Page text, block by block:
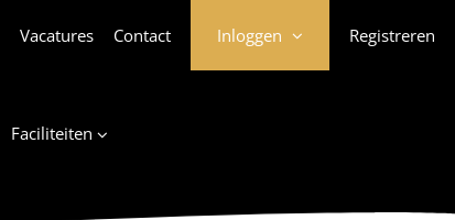
Vacatures Contact Inloggen Registreren
Faciliteiten